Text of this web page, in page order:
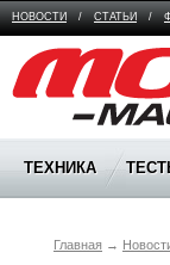
НОВОСТИ / СТАТЬИ /
Moto Magazine
ТЕХНИКА
Главная →